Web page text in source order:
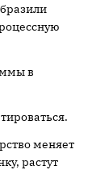
в
меняет
растут